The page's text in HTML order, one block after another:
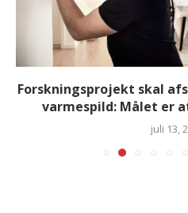
Forskningsprojekt skal
varmespild: Målet er
juli 13,